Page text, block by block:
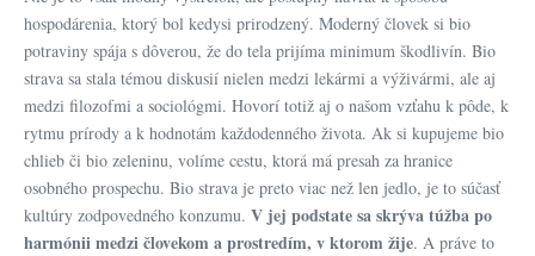
hospodárenia, ktorý bol kedysi prirodzený. Moderný človek si bio
potraviny spája s dôverou, že do tela prijíma minimum škodlivín. Bio
strava sa stala témou diskusií nielen medzi lekármi a výživármi, ale aj
medzi filozofmi a sociológmi. Hovorí totiž aj o našom vzťahu k pôde, k
rytmu prírody a k hodnotám každodenného života. Ak si kupujeme bio
chlieb či bio zeleninu, volíme cestu, ktorá má presah za hranice
osobného prospechu. Bio strava je preto viac než len jedlo, je to súčasť
kultúry zodpovedného konzumu. V jej podstate sa skrýva túžba po
harmónii medzi človekom a prostredím, v ktorom žije. A práve to